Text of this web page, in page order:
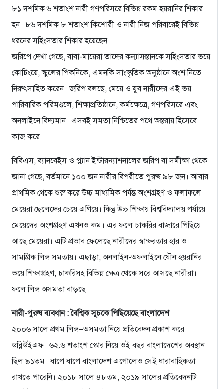
৮১ দশমিক ৬ শতাংশ নারী গণপরিসরে বিভিন্ন রকম হয়রানির শিকার
হন। ৮৬ দশমিক ৮ শতাংশ কিশোরী ও নারী নিজ পরিবারেই বিভিন্ন
ধরনের সহিংসতার শিকার হয়েছেন
জরিপে দেখা গেছে, বাবা-মায়েরা তাদের কন্যাসন্তানকে সহিংসতার ভয়ে
কোচিংয়ে, স্কুলের পিকনিকে, এমনকি সাংস্কৃতিক অনুষ্ঠানে অংশ নিতে
নিরুৎসাহিত করেন। জরিপ বলছে, মেয়ে ও যুব নারীদের এই ভয়
পারিবারিক পরিমণ্ডলে, শিক্ষাপ্রতিষ্ঠানে, কর্মক্ষেত্রে, গণপরিসরে এবং
অনলাইনে বিদ্যমান। এসবই সমতা নিশ্চিতের পথে অন্তরায় হিসেবে
কাজ করে।
বিবিএস, ব্যানবেইস ও প্ল্যান ইন্টারন্যাশনালের জরিপ বা সমীক্ষা থেকে
জানা গেছে, বর্তমানে ১০০ জন নারীর বিপরীতে পুরুষ ৯৮ জন। আবার
প্রাথমিক থেকে শুরু করে উচ্চ মাধ্যমিক পর্যন্ত অংশগ্রহণ ও ফলাফলে
মেয়েরা ছেলেদের চেয়ে এগিয়ে। কিন্তু উচ্চ শিক্ষায় বিশ্ববিদ্যালয় পর্যায়ে
মেয়েদের অংশগ্রহণ এখনও কম। এর ফলে চাকরির বাজারে পিছিয়ে
আছে মেয়েরা। এটি প্রভাব ফেলেছে নারীদের স্বাক্ষরতার হার ও
সামগ্রিক লিঙ্গ সমতায়। এছাড়া, অনলাইন-অফলাইনে যৌন হয়রানির
ভয়ে শিক্ষাগ্রহণ, চাকরিসহ বিভিন্ন ক্ষেত্র থেকে সরে আসছে নারীরা।
ফলে লিঙ্গ অসমতা বাড়ছে।
নারী-পুরুষ ব্যবধান : বৈশ্বিক সূচকে পিছিয়েছে বাংলাদেশ
২০০৬ সালে প্রথম লিঙ্গ–অসমতা নিয়ে প্রতিবেদন প্রকাশ করে
ডব্লিউইএফ। ৬২.৬ শতাংশ স্কোর নিয়ে ওই বছর বাংলাদেশের অবস্থান
ছিল ৯১তম। ধাপে ধাপে বাংলাদেশ এগোলেও সেই ধারাবাহিকতা
রাখতে পারেনি। ২০১৮ সালে ৪৮তম, ২০১৯ সালের প্রতিবেদনটি